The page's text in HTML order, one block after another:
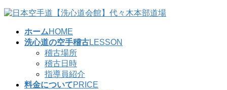
コ
ナ
ホームHOME
洗心道の空手稽古LESSON
稽古場所
稽古日時
指導員紹介
料金についてPRICE